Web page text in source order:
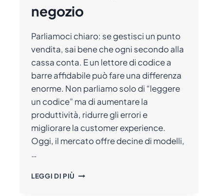
negozio
Parliamoci chiaro: se gestisci un punto
vendita, sai bene che ogni secondo alla
cassa conta. E un lettore di codice a
barre affidabile può fare una differenza
enorme. Non parliamo solo di “leggere
un codice” ma di aumentare la
produttività, ridurre gli errori e
migliorare la customer experience.
Oggi, il mercato offre decine di modelli,
…
LEGGI DI PIÙ COME